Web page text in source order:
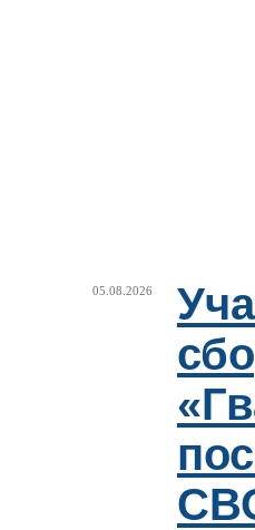
05.08.2026